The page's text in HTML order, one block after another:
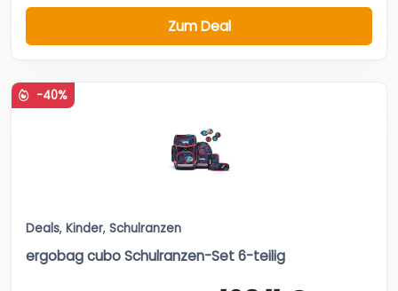
Zum Deal
-40%
Deals, Kinder, Schulranzen
ergobag cubo Schulranzen-Set 6-teilig